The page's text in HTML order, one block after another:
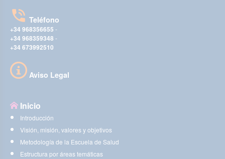
Teléfono
+34 968356655 -
+34 968359348 -
+34 673992510
Aviso Legal
Inicio
Introducción
Visión, misión, valores y objetivos
Metodología de la Escuela de Salud
Estructura por áreas temáticas